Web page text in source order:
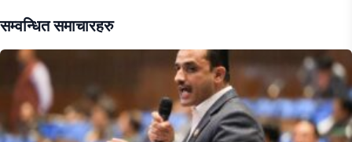
सम्वन्धित समाचारहरु